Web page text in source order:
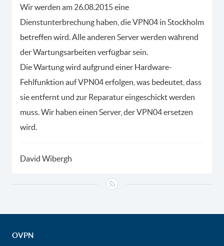
Wir werden am 26.08.2015 eine
Dienstunterbrechung haben, die VPN04 in Stockholm
betreffen wird. Alle anderen Server werden während
der Wartungsarbeiten verfügbar sein.
Die Wartung wird aufgrund einer Hardware-
Fehlfunktion auf VPN04 erfolgen, was bedeutet, dass
sie entfernt und zur Reparatur eingeschickt werden
muss. Wir haben einen Server, der VPN04 ersetzen
wird.
David Wibergh
OVPN